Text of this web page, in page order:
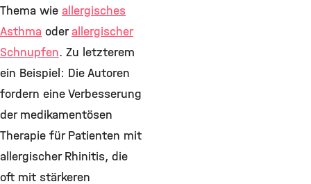
Thema wie allergisches
Asthma oderallergischer
Schnupfen. Zu letzterem
ein Beispiel: Die Autoren
fordern eine Verbesserung
der medikamentösen
Therapie für Patienten mit
allergischer Rhinitis, die
oft mit stärkeren